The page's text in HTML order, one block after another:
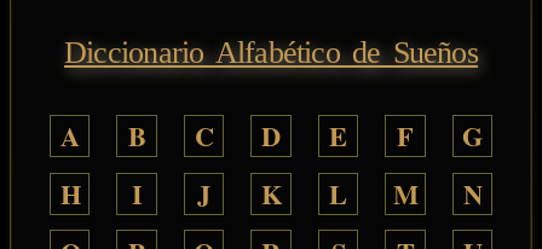
Diccionario Alfabético de Sueños
A B C D E F
G
H
I J K L M
N